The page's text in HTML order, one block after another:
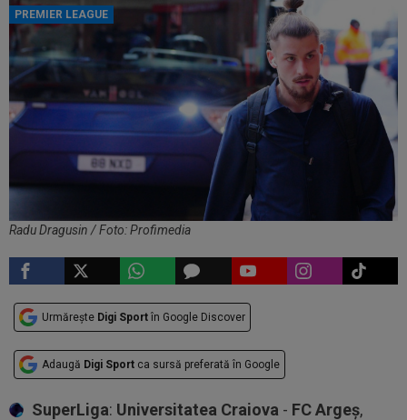
PREMIER LEAGUE
Radu Dragusin / Foto: Profimedia
Urmărește Digi Sport în Google Discover
Adaugă Digi Sport ca sursă preferată în Google
SuperLiga: Universitatea Craiova - FC Argeș,